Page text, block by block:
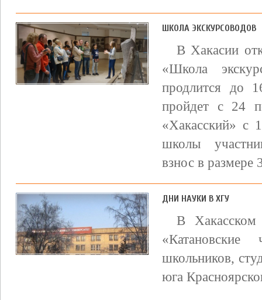
ШКОЛА ЭКСКУРСОВОДОВ
В Хакасии
«Школа
продлится до
пройдет с 24
«Хакасский» с
школы
взнос в размере
ДНИ НАУКИ В ХГУ
В Хакасском
школьников,
юга